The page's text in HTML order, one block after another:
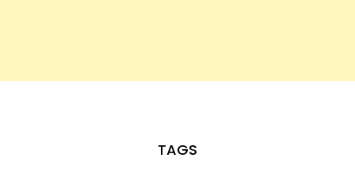
TAGS